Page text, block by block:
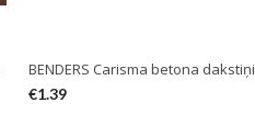
BENDERS Carisma betona dakstiņi
€1.39